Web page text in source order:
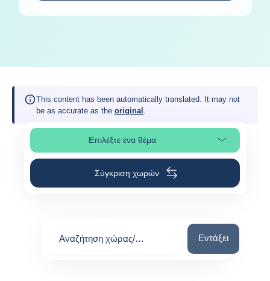
This content has been automatically translated. It may not
be as accurate as the original .
Επιλέξτε ένα θέμαΕπιλέξτε τμήμα της σελίδας
Σύγκριση χωρών
Αναζήτηση χώρας/
Αναζήτηση
Εντάξει